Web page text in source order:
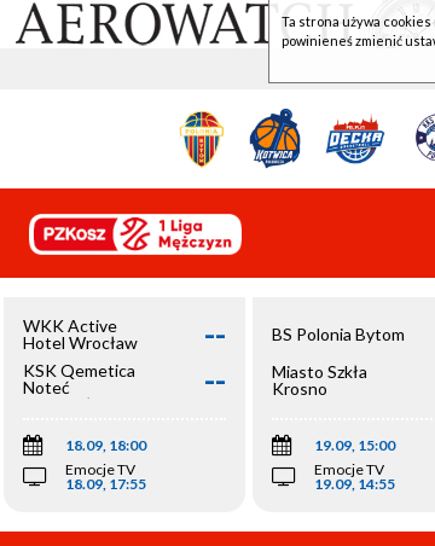
WKK Active
Hotel Wrocław
--
KSK Qemetica
Noteć
Inowrocław
--
18.09, 18:00
Emocje TV
18.09, 17:55
BS Polonia Bytom
Miasto Szkła
Krosno
19.09, 15:00
Emocje TV
19.09, 14:55
Ta strona używa
powinieneś zmienić